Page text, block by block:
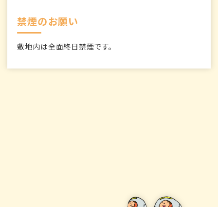
禁煙のお願い
敷地内は全面終日禁煙です。